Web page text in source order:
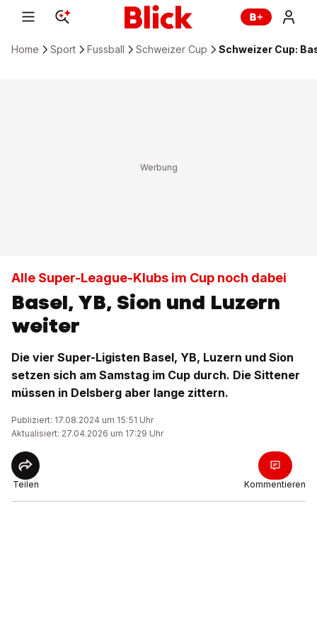
Home Sport Fussball Schweizer Cup Schweizer Cup:
Alle Super-League-Klubs im Cup noch dabei
Basel, YB, Sion und Luzern
weiter
Die vier Super-Ligisten Basel, YB, Luzern und Sion
setzen sich am Samstag im Cup durch. Die Sittener
müssen in Delsberg aber lange zittern.
Publiziert: 17.08.2024 um 15:51 Uhr
Aktualisiert: 27.04.2026 um 17:29 Uhr
Teilen Kommentieren